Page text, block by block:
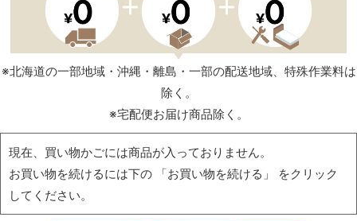
※北海道の一部地域・沖縄・離島・一部の配送地域、特殊作業料は
除く。
※宅配便お届け商品除く。
現在、買い物かごには商品が入っておりません。
お買い物を続けるには下の 「お買い物を続ける」 をクリック
してください。